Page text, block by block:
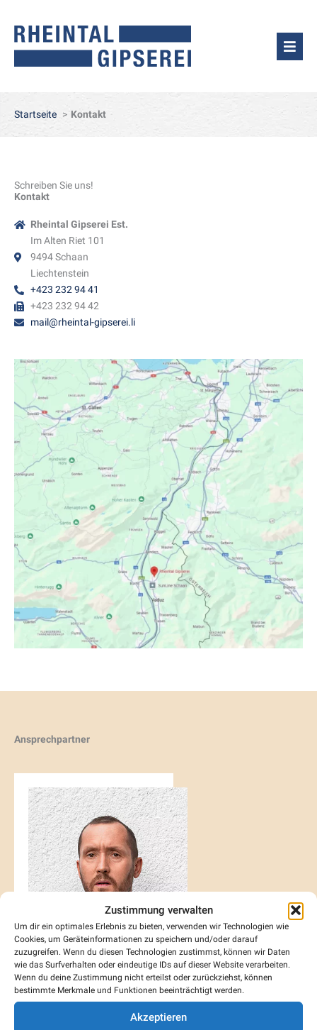
Zustimmung verwalten
Um dir ein optimales Erlebnis zu bieten, verwenden wir Technologien wie
Cookies, um Geräteinformationen zu speichern und/oder darauf
zuzugreifen. Wenn du diesen Technologien zustimmst, können wir Daten
wie das Surfverhalten oder eindeutige IDs auf dieser Website verarbeiten.
Wenn du deine Zustimmung nicht erteilst oder zurückziehst, können
bestimmte Merkmale und Funktionen beeinträchtigt werden.
Akzeptieren
Inhalt
springen
Startseite Kontakt
Schreiben Sie uns!
Kontakt
Rheintal Gipserei Est.
Im Alten Riet 101
9494 Schaan
Liechtenstein
+423 232 94 41
+423 232 94 42
mail@rheintal-gipserei.li
Ansprechpartner
Marcel Peter
Inhaber, Geschäftsführer
+423 232 94 41